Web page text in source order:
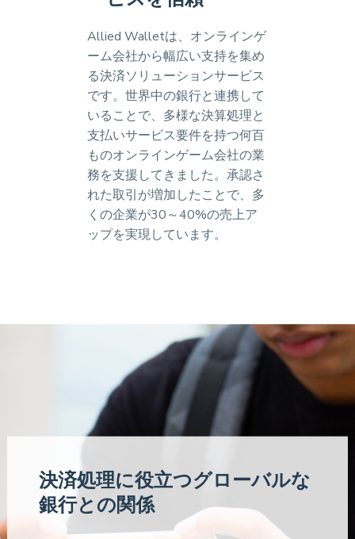
Allied Walletは、オンラインゲ
ーム会社から幅広い支持を集め
る決済ソリューションサービス
です。世界中の銀行と連携して
いることで、多様な決算処理と
支払いサービス要件を持つ何百
ものオンラインゲーム会社の業
務を支援してきました。承認さ
れた取引が増加したことで、多
くの企業が30～40%の売上ア
ップを実現しています。
決済処理に役立つグローバルな
銀行との関係